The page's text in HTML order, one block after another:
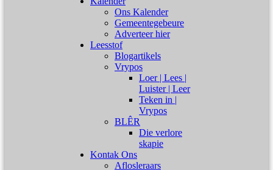
Ons Kalender
Gemeentegebeure
Adverteer hier
Leesstof
Blogartikels
Vrypos
Loer | Lees |
Luister | Leer
Teken in |
Vrypos
BLÊR
Die verlore
skapie
Kontak Ons
Aflosleraars